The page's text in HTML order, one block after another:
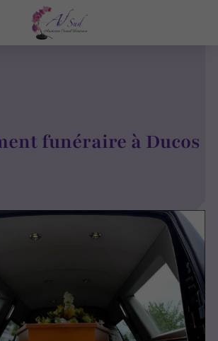
funéraire à Ducos